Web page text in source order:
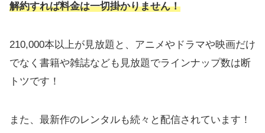
解約すれば料金は一切掛かりません！
210,000本以上が見放題と、アニメやドラマや映画だけ
でなく書籍や雑誌なども見放題でラインナップ数は断
トツです！
また、最新作のレンタルも続々と配信されています！